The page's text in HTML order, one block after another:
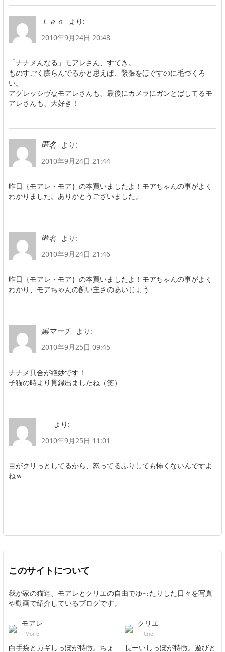
Ｌｅｏ
より:
2010年9月24日 20:48
「ナナメんなる」モアレさん、すてき。
ものすごく膨らんでるかと思えば、緊張をほぐすのに毛づくろ
い。
アグレッシヴなモアレさんも、最後にカメラにガンとばしてるモ
アレさんも、大好き！
匿名
より:
2010年9月24日 21:44
昨日｛モアレ・モア｝の本買いましたよ！モアちゃんの事がよく
わかりました。ありがとうございました。
匿名
より:
2010年9月24日 21:46
昨日｛モアレ・モア｝の本買いましたよ！モアちゃんの事がよく
わかり、モアちゃんの飼い主さのあいじょう
黒マーチ
より:
2010年9月25日 09:45
ナナメ具合が絶妙です！
子猫の時より貫録出ましたね（笑）
より:
2010年9月25日 11:01
目がクリっとしてるから、怒ってるふりしても怖くないんですよ
ねｗ
このサイトについて
我が家の猫達、モアレとクリエの自由でゆったりした日々を写真
や動画で紹介しているブログです。
モアレ
Moire
白手袋とカギしっぽが特徴。ちょ
クリエ
Crie
長ーいしっぽが特徴。遊びと